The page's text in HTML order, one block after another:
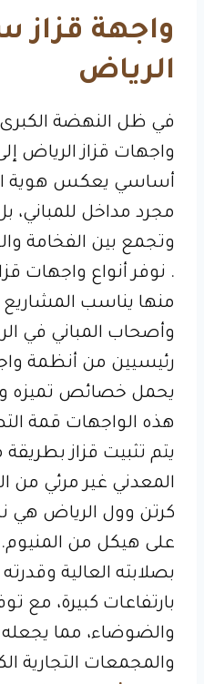
واجهة قزاز
الرياض
في ظل النهضة الكبرى
واجهات قزاز الرياض
أساسي يعكس هوية
مجرد مداخل للمباني،
وتجمع بين الفخامة
. نوفر أنواع واجهات
منها يناسب
وأصحاب المباني في
رئيسيين من أنظمة
يحمل خصائص تميزه
هذه الواجهات قمة
يتم تثبيت قزاز
المعدني غير مرئي من
كرتن وول الرياض هي
على هيكل من المنيوم.
بصلابته العالية
بارتفاعات كبيرة، مع
والضوضاء، مما يجعله
والمجمعات التجارية